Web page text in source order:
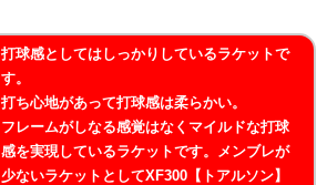
打球感としてはしっかりしているラケットで
す。
打ち心地があって打球感は柔らかい。
フレームがしなる感覚はなくマイルドな打球
感を実現しているラケットです。メンブレが
少ないラケットとしてXF300【トアルソン】